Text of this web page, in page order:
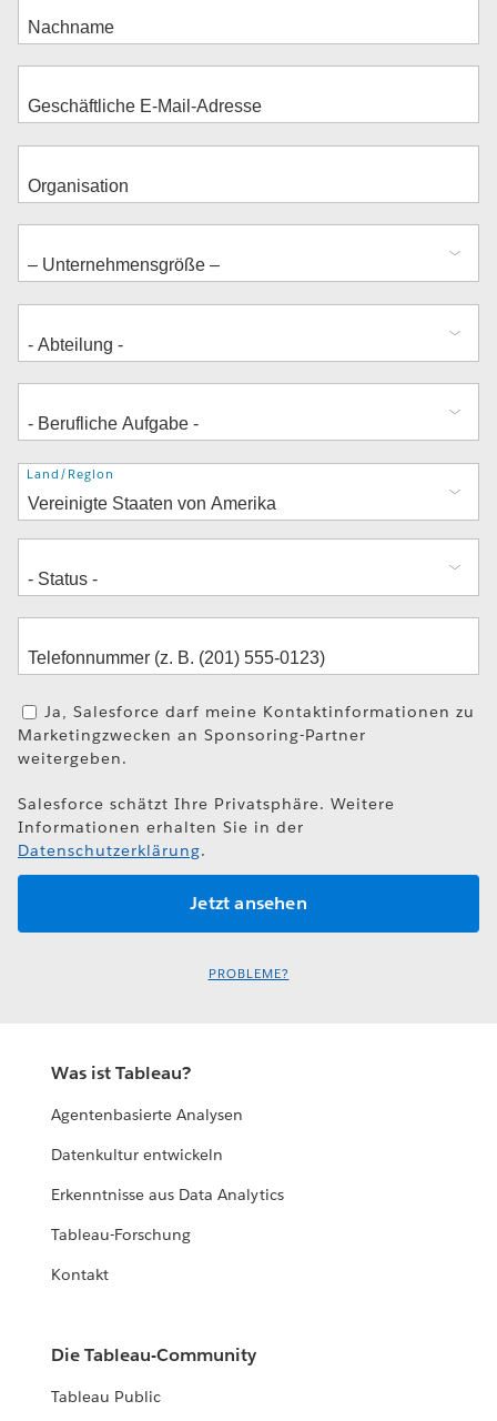
Adresse
Land/Region
Ja, Salesforce darf meine Kontaktinformationen zu
Marketingzwecken an Sponsoring-Partner
weitergeben.
Salesforce schätzt Ihre Privatsphäre. Weitere
Informationen erhalten Sie in der
Datenschutzerklärung.
PROBLEME?
Was ist Tableau?
Agentenbasierte Analysen
Datenkultur entwickeln
Erkenntnisse aus Data Analytics
Tableau-Forschung
Kontakt
Die Tableau-Community
Tableau Public